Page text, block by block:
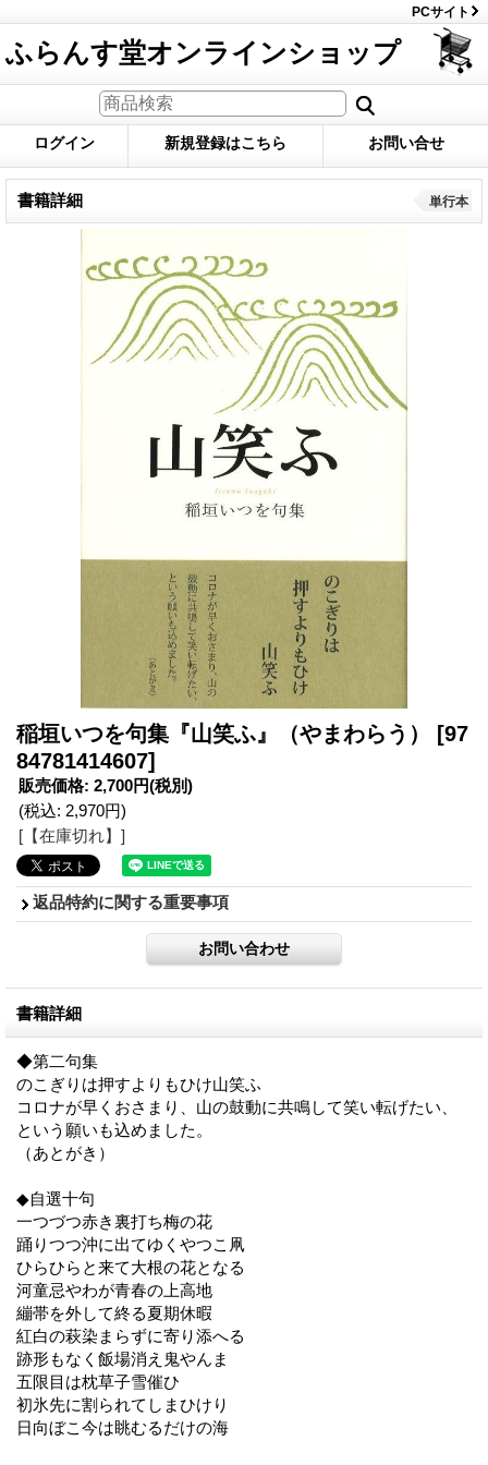
PCサイト
ふらんす堂オンラインショップ
ログイン 新規登録はこちら お問い合せ
書籍詳細 単行本
稲垣いつを句集『山笑ふ』（やまわらう）
[97
84781414607]
販売価格: 2,700円(税別)
(税込: 2,970円)
[【在庫切れ】]
返品特約に関する重要事項
書籍詳細
◆第二句集
のこぎりは押すよりもひけ山笑ふ
コロナが早くおさまり、山の鼓動に共鳴して笑い転げたい、
という願いも込めました。
（あとがき）
◆自選十句
一つづつ赤き裏打ち梅の花
踊りつつ沖に出てゆくやつこ凧
ひらひらと来て大根の花となる
河童忌やわが青春の上高地
繃帯を外して終る夏期休暇
紅白の萩染まらずに寄り添へる
跡形もなく飯場消え鬼やんま
五限目は枕草子雪催ひ
初氷先に割られてしまひけり
日向ぼこ今は眺むるだけの海